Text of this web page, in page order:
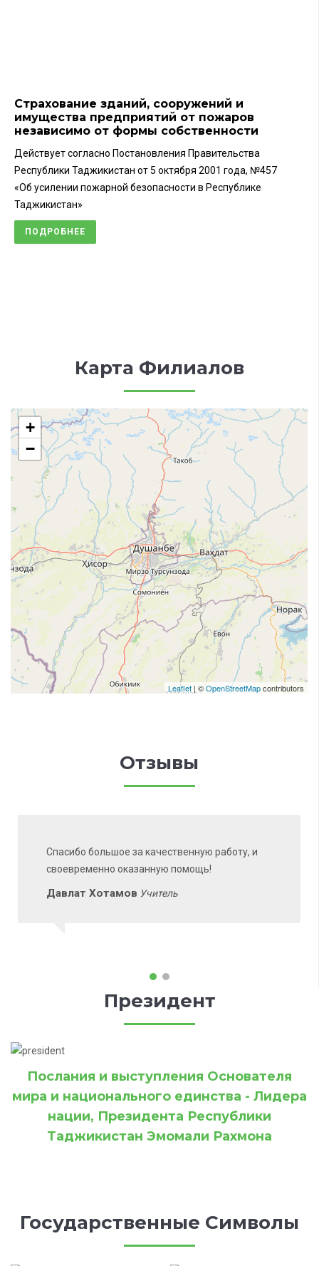
Страхование зданий, сооружений и
имущества предприятий от пожаров
независимо от формы собственности
Действует согласно Постановления Правительства
Республики Таджикистан от 5 октября 2001 года, №457
«Об усилении пожарной безопасности в Республике
Таджикистан»
ПОДРОБНЕЕ
Карта Филиалов
+
−
Leaflet | ©OpenStreetMapcontributors
Отзывы
Спасибо большое за качественную работу, и
своевременно оказанную помощь!
Давлат Хотамов Учитель
Президент
Послания и выступления Основателя
мира и национального единства - Лидера
нации, Президента Республики
Таджикистан Эмомали Рахмона
Государственные Символы